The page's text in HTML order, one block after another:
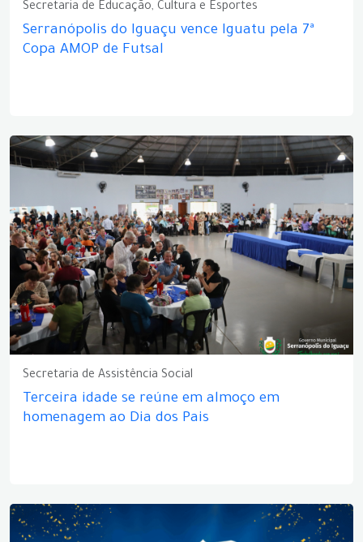
Secretaria de Educação, Cultura e Esportes
Serranópolis do Iguaçu vence Iguatu pela 7ª
Copa AMOP de Futsal
Secretaria de Assistência Social
Terceira idade se reúne em almoço em
homenagem ao Dia dos Pais